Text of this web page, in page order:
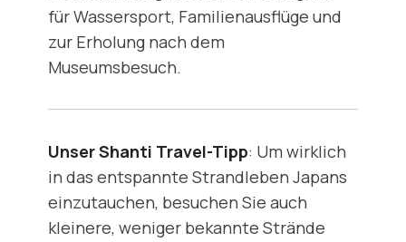
für Wassersport, Familienausflüge und
zur Erholung nach dem
Museumsbesuch.
Unser Shanti Travel-Tipp: Um wirklich
in das entspannte Strandleben Japans
einzutauchen, besuchen Sie auch
kleinere, weniger bekannte Strände